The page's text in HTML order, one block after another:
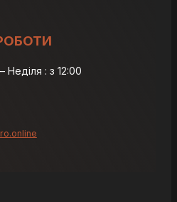
Неділя : з 12:00